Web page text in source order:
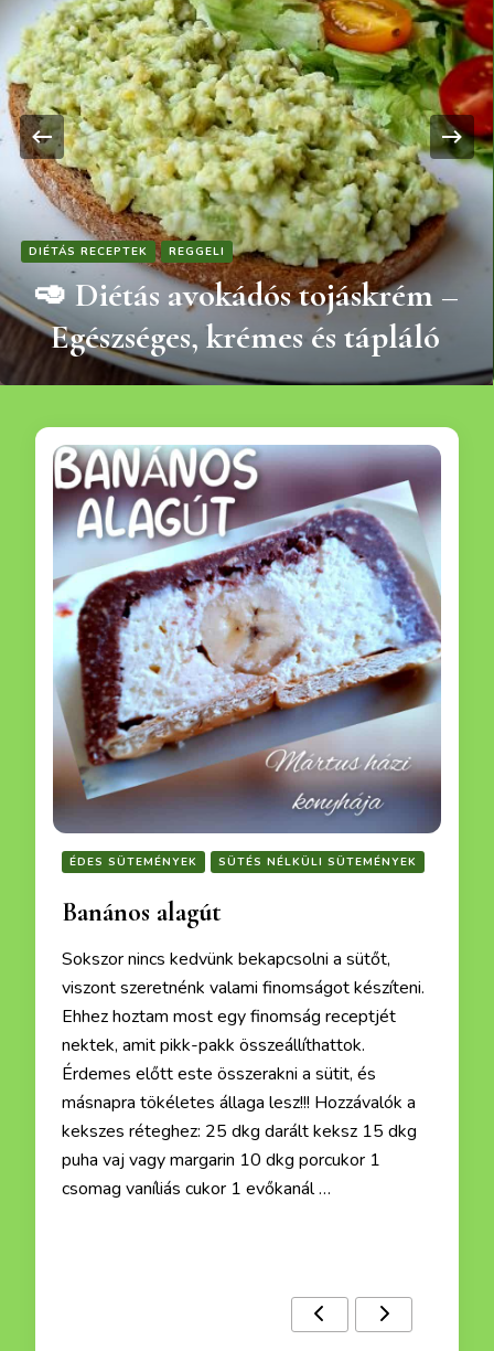
DIÉTÁS RECEPTEK REGGELI
🥑 Diétás avokádós tojáskrém –
Egészséges, krémes és tápláló
ÉDES SÜTEMÉNYEK SÜTÉS NÉLKÜLI SÜTEMÉNYEK
Banános alagút
Sokszor nincs kedvünk bekapcsolni a sütőt,
viszont szeretnénk valami finomságot készíteni.
Ehhez hoztam most egy finomság receptjét
nektek, amit pikk-pakk összeállíthattok.
Érdemes előtt este összerakni a sütit, és
másnapra tökéletes állaga lesz!!! Hozzávalók a
kekszes réteghez: 25 dkg darált keksz 15 dkg
puha vaj vagy margarin 10 dkg porcukor 1
csomag vaníliás cukor 1 evőkanál …